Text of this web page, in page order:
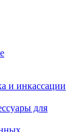
и инкассации
для